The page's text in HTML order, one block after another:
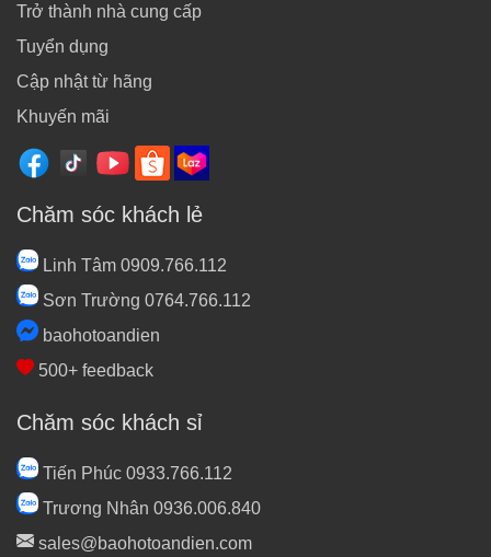
Trở thành nhà cung cấp
Tuyển dụng
Cập nhật từ hãng
Khuyến mãi
Chăm sóc khách lẻ
Linh Tâm 0909.766.112
Sơn Trường 0764.766.112
baohotoandien
500+ feedback
Chăm sóc khách sỉ
Tiến Phúc 0933.766.112
Trương Nhân 0936.006.840
sales@baohotoandien.com